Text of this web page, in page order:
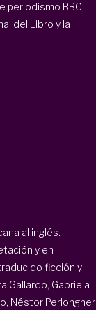
periodismo BBC,
del Libro y la
al inglés.
y en
ficción y
Gallardo, Gabriela
Néstor Perlongher